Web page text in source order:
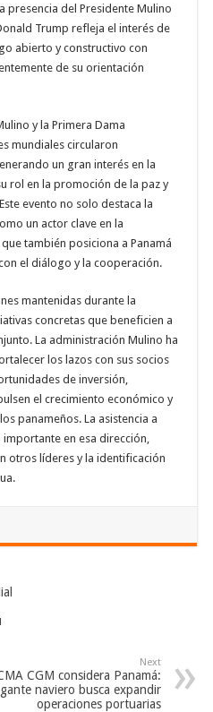
presencia del Presidente Mulino
Trump refleja el interés de
abierto y constructivo con
de su orientación
y la Primera Dama
mundiales circularon
un gran interés en la
rol en la promoción de la paz y
evento no solo destaca la
un actor clave en la
también posiciona a Panamá
el diálogo y la cooperación.
mantenidas durante la
concretas que beneficien a
La administración Mulino ha
los lazos con sus socios
de inversión,
el crecimiento económico y
panameños. La asistencia a
en esa dirección,
otros líderes y la identificación
Next
CGM considera Panamá:
naviero busca expandir
operaciones portuarias